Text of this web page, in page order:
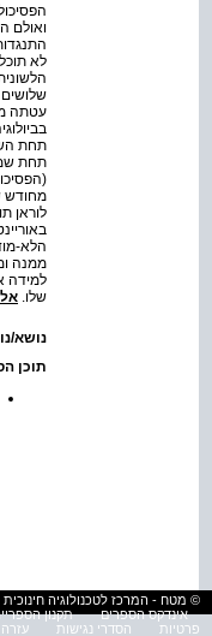
ואולם
לא
עטתה
תחת
תחת
מחודש
לוראן
הלא-
ממנה
למידה
שלו.
נושא/
תוכן
© מטח - המרכז לטכנולוגיה חינוכית
אינדקס הספרים
תקנון
פרטיות
הסדרי נגישות עזרה